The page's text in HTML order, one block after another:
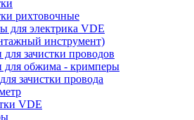
рихтовочные
для электрика VDE
инструмент)
зачистки проводов
для обжима - кримперы
зачистки провода
VDE